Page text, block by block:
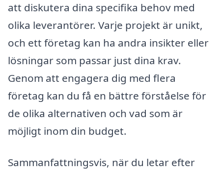
att diskutera dina specifika behov med
olika leverantörer. Varje projekt är unikt,
och ett företag kan ha andra insikter eller
lösningar som passar just dina krav.
Genom att engagera dig med flera
företag kan du få en bättre förståelse för
de olika alternativen och vad som är
möjligt inom din budget.
Sammanfattningsvis, när du letar efter